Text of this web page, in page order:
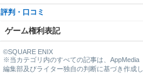
評判・口コミ
ゲーム権利表記
©SQUARE ENIX
※当カテゴリ内のすべての記事は、AppMedia
編集部及びライター独自の判断に基づき作成し